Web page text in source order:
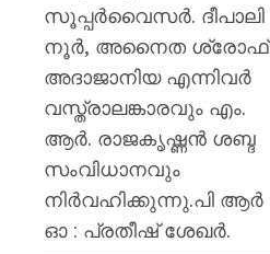
സൂപ്പർവൈസർ. ദീപാലി
നൂർ, അനൈത ശ്രോഫ്
അദാജാനിയ എന്നിവർ
വസ്ത്രാലങ്കാരവും എം.
ആർ. രാജകൃഷ്ണൻ ശബ്ദ
സംവിധാനവും
നിർവഹിക്കുന്നു.പി ആർ
ഓ : പ്രതീഷ് ശേഖർ.